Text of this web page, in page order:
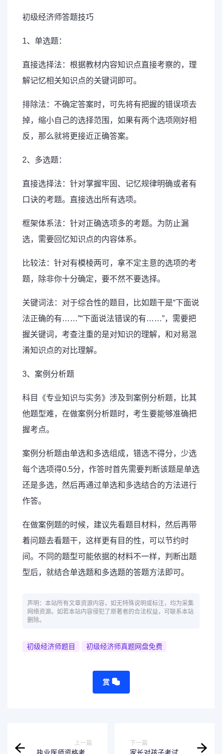
初级经济师答题技巧
1、单选题：
直接选择法：根据教材内容知识点直接考察的，理
解记忆相关知识点的关键词即可。
排除法：不确定答案时，可先将有把握的错误项去
掉，缩小自己的选择范围，如果有两个选项刚好相
反，那么就将更接近正确答案。
2、多选题：
直接选择法：针对掌握牢固、记忆规律明确或者有
口诀的考题。直接选出所有选项。
框架体系法：针对正确选项多的考题。为防止漏
选，需要回忆知识点的内容体系。
比较法：针对有模棱两可，拿不定主意的选项的考
题，除非你十分确定，要不然不要选择。
关键词法：对于综合性的题目，比如题干是“下面说
法正确的有……”“下面说法错误的有……”，需要把
握关键词，考查注重的是对知识的理解，和对易混
淆知识点的对比理解。
3、 案例分析题
科目《专业知识与实务》涉及到案例分析题，比其
他题型难，在做案例分析题时，考生要能够准确把
握考点。
案例分析题由单选和多选组成，错选不得分，少选
每个选项得0.5分，作答时首先需要判断该题是单选
还是多选，然后再通过单选和多选结合的方法进行
作答。
在做案例题的时候，建议先看题目材料，然后再带
着问题去看题干，这样更有目的性，可以节约时
间。不同的题型可能依据的材料不一样，判断出题
型后，就结合单选题和多选题的答题方法即可。
声明：本站所有文章资源内容，如无特殊说明或标注，均为采集
网络资源。如若本站内容侵犯了原著者的合法权益，可联系本站
删除。
初级经济师题目 初级经济师真题网盘免费
赏
上一篇 下一篇